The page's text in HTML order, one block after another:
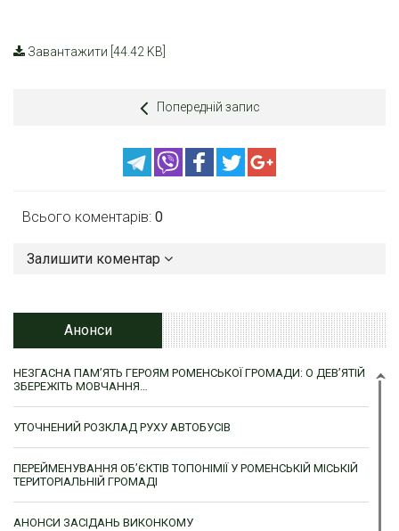
Завантажити [44.42 KB]
Попередній запис
Всього коментарів: 0
Залишити коментар
Анонси
НЕЗГАСНА ПАМ’ЯТЬ ГЕРОЯМ РОМЕНСЬКОЇ ГРОМАДИ: О ДЕВ’ЯТІЙ
ЗБЕРЕЖІТЬ МОВЧАННЯ…
УТОЧНЕНИЙ РОЗКЛАД РУХУ АВТОБУСІВ
ПЕРЕЙМЕНУВАННЯ ОБ’ЄКТІВ ТОПОНІМІЇ У РОМЕНСЬКІЙ МІСЬКІЙ
ТЕРИТОРІАЛЬНІЙ ГРОМАДІ
АНОНСИ ЗАСІДАНЬ ВИКОНКОМУ